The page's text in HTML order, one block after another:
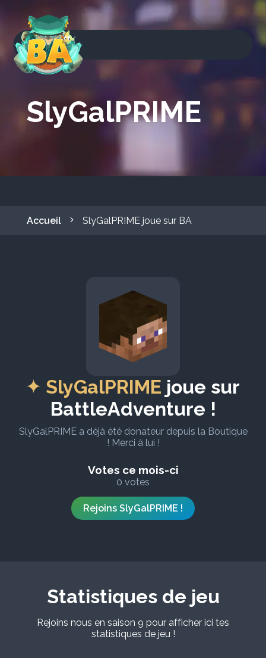
SlyGalPRIME
Accueil SlyGalPRIME joue sur BA
SlyGalPRIME joue sur
BattleAdventure !
SlyGalPRIME a déjà été donateur depuis la Boutique
! Merci à lui !
Votes ce mois-ci
0 votes
Rejoins SlyGalPRIME !
Statistiques de jeu
Rejoins nous en saison 9 pour afficher ici tes
statistiques de jeu !